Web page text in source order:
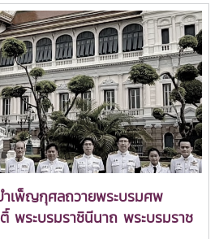
Payap University Honorable
Imjitjarus - Khon Kaen
Chaimongkol - Maejo
inspire you to
to create positive change
development. We wish you all
endeavors.
สุขภาพให้กับนักศึกษาและผู้สนใจ
ด้รับการตรวจวัดองค์ประกอบร่างกาย
อมรับคำปรึกษาและวิเคราะห์ผลจาก
าศาสตร์การกีฬาและการออกกำลัง
ำในการออกแบบโปรแกรมการออก
านโภชนาการที่เหมาะสมกับแต่ละ
ามรู้ไปประยุกต์ใช้ในการดูแลสุขภาพ
ย่างมีประสิทธิภาพกิจกรรมดังกล่าว
ณะศิลปศาสตร์ มหาวิทยาลัยแม่โจ้ ใน
ฏิบัติและการสร้างเสริมสุขภาวะที่ดีแก่
านวิทยาศาสตร์การกีฬาและการออก
ด้จริงในชีวิตประจำวัน.
เพ็ญกุศลถวายพระบรมศพ
พระบรมราชินีนาถ พระบรมราช